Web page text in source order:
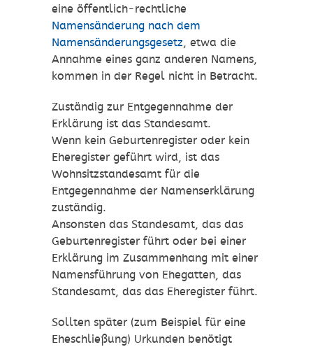
eine öffentlich-rechtliche
Namensänderung nach dem
Namensänderungsgesetz, etwa die
Annahme eines ganz anderen Namens,
kommen in der Regel nicht in Betracht.
Zuständig zur Entgegennahme der
Erklärung ist das Standesamt.
Wenn kein Geburtenregister oder kein
Eheregister geführt wird, ist das
Wohnsitzstandesamt für die
Entgegennahme der Namenserklärung
zuständig.
Ansonsten das Standesamt, das das
Geburtenregister führt oder bei einer
Erklärung im Zusammenhang mit einer
Namensführung von Ehegatten, das
Standesamt, das das Eheregister führt.
Sollten später (zum Beispiel für eine
Eheschließung) Urkunden benötigt